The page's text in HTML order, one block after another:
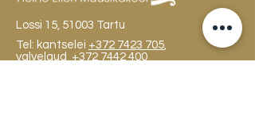
Lossi 15, 51003 Tartu
Tel: kantselei +372 7423 705,
valvelaud +372 7442 400